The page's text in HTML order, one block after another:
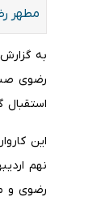
مطهر
به
رضوی
این
نهم
رضوی و